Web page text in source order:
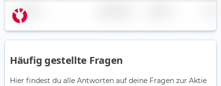
Name
Häufig gestellte Fragen
Hier findest du alle Antworten auf deine Fragen zur Aktie